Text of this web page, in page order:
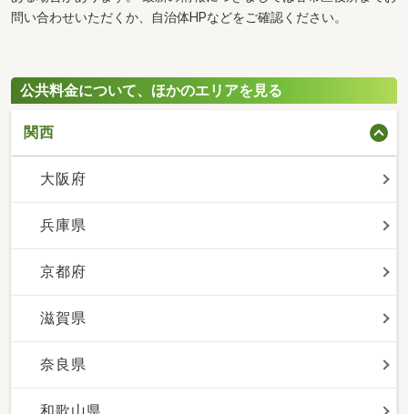
問い合わせいただくか、自治体HPなどをご確認ください。
公共料金について、ほかのエリアを見る
関西
大阪府
兵庫県
京都府
滋賀県
奈良県
和歌山県